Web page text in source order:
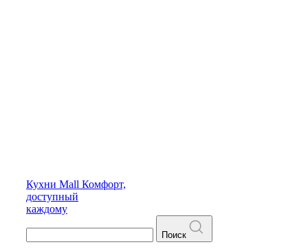
Кухни Mall Комфорт,
доступный
каждому
Поиск